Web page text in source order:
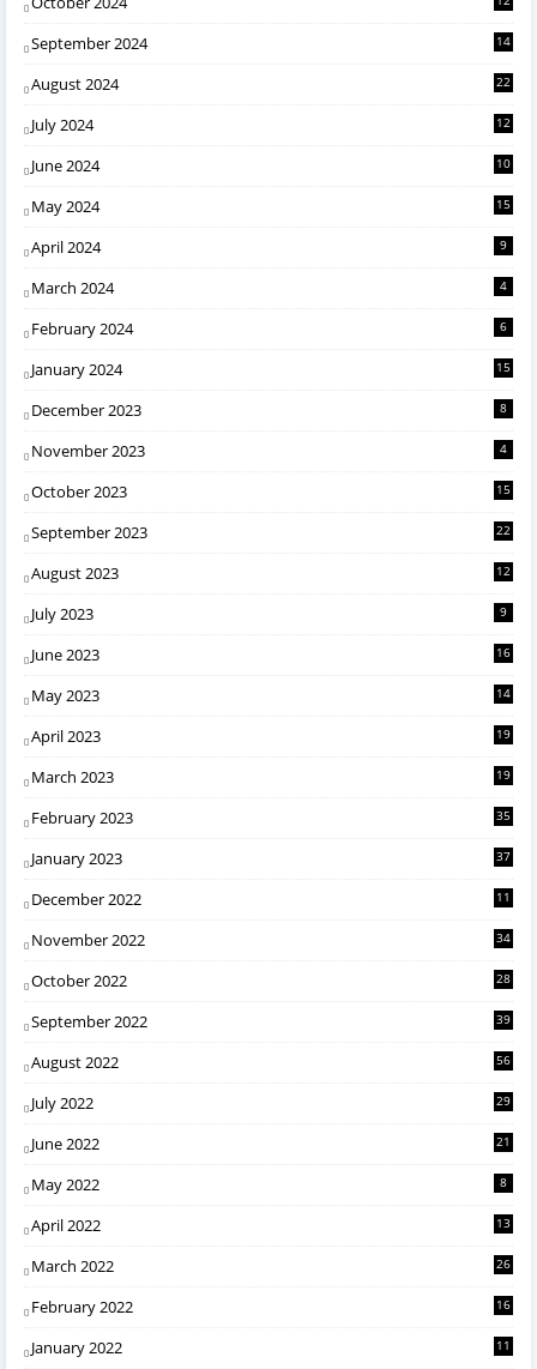
September 2024 14
August 2024 22
July 2024 12
June 2024 10
May 2024 15
April 2024 9
March 2024 4
February 2024 6
January 2024 15
December 2023 8
November 2023 4
October 2023 15
September 2023 22
August 2023 12
July 2023 9
June 2023 16
May 2023 14
April 2023 19
March 2023 19
February 2023 35
January 2023 37
December 2022 11
November 2022 34
October 2022 28
September 2022 39
August 2022 56
July 2022 29
June 2022 21
May 2022 8
April 2022 13
March 2022 26
February 2022 16
January 2022 11